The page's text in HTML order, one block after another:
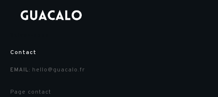
Contact
EMAIL: hello@guacalo.fr
Page contact